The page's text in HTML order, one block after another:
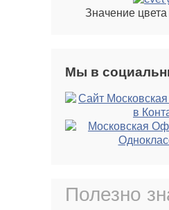
Значение
Мы в
Полезно